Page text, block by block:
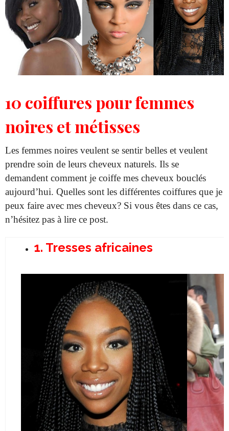
10 coiffures pour femmes
noires et métisses
Les femmes noires veulent se sentir belles et veulent
prendre soin de leurs cheveux naturels. Ils se
demandent comment je coiffe mes cheveux bouclés
aujourd’hui. Quelles sont les différentes coiffures que je
peux faire avec mes cheveux? Si vous êtes dans ce cas,
n’hésitez pas à lire ce post.
1. Tresses africaines